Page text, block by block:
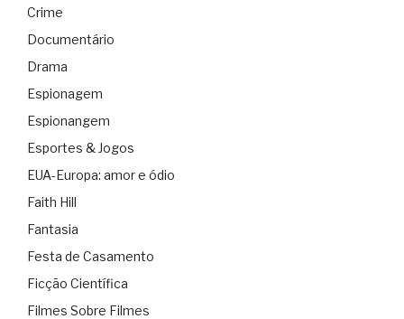
Crime
Documentário
Drama
Espionagem
Espionangem
Esportes & Jogos
EUA-Europa: amor e ódio
Faith Hill
Fantasia
Festa de Casamento
Ficção Científica
Filmes Sobre Filmes